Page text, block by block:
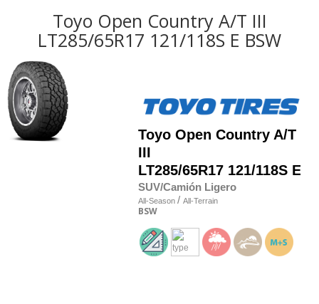
Toyo Open Country A/T III
LT285/65R17 121/118S E BSW
Toyo Open Country A/T
III
LT285/65R17 121/118S E
SUV/Camión Ligero
All-Season / All-Terrain
BSW